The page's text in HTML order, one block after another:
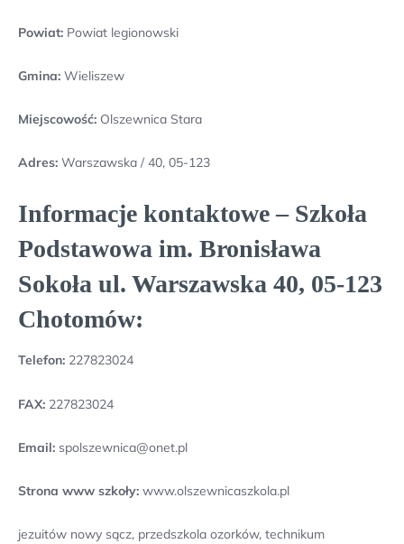
Powiat: Powiat legionowski
Gmina: Wieliszew
Miejscowość: Olszewnica Stara
Adres: Warszawska / 40, 05-123
Informacje kontaktowe – Szkoła
Podstawowa im. Bronisława
Sokoła ul. Warszawska 40, 05-123
Chotomów:
Telefon: 227823024
FAX: 227823024
Email: spolszewnica@onet.pl
Strona www szkoły: www.olszewnicaszkola.pl
jezuitów nowy sącz, przedszkola ozorków, technikum